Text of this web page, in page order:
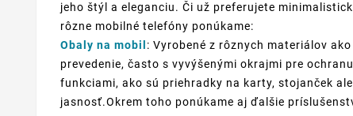
jeho štýl a eleganciu. Či už preferujete
rôzne mobilné telefóny ponúkame:
Obaly na mobil : Vyrobené z rôznych materiálov
prevedenie, často s vyvýšenými okrajmi pre
funkciami, ako sú priehradky na karty, stojanček
jasnosť.Okrem toho ponúkame aj ďalšie